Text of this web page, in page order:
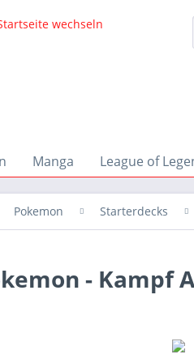
Manga League of
Pokemon Starterdecks
- Kampf